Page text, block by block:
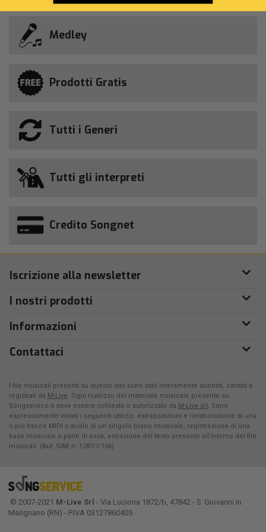
Medley
Prodotti Gratis
Tutti i Generi
Tutti gli interpreti
Credito Songnet
Iscrizione alla newsletter
I nostri prodotti
Informazioni
Contattaci
I file musicali presenti su questo sito sono stati interamente suonati, cantati e
registrati da M-Live. Ogni riutilizzo del materiale musicale presente su
Songservice.it deve essere richiesto e autorizzato da M-Live srl. Sono
espressamente vietati i seguenti utilizzi: estrapolazioni e rielaborazione di una
o più tracce MIDI o audio di un singolo brano musicale, registrazione di una
base musicale o parte di essa, estrazione del testo presente all'interno dei file
musicali. (Aut. SIAE n. 1287/I/106)
© 2007-2021 M-Live Srl - Via Luciona 1872/b, 47842 - S. Giovanni In
Marignano (RN) - P.IVA 03127860405